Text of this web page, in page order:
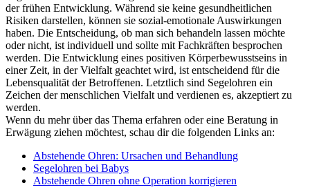
der frühen Entwicklung. Während sie keine gesundheitlichen
Risiken darstellen, können sie sozial-emotionale Auswirkungen
haben. Die Entscheidung, ob man sich behandeln lassen möchte
oder nicht, ist individuell und sollte mit Fachkräften besprochen
werden. Die Entwicklung eines positiven Körperbewusstseins in
einer Zeit, in der Vielfalt geachtet wird, ist entscheidend für die
Lebensqualität der Betroffenen. Letztlich sind Segelohren ein
Zeichen der menschlichen Vielfalt und verdienen es, akzeptiert zu
werden.
Wenn du mehr über das Thema erfahren oder eine Beratung in
Erwägung ziehen möchtest, schau dir die folgenden Links an:
Abstehende Ohren: Ursachen und Behandlung
Segelohren bei Babys
Abstehende Ohren ohne Operation korrigieren